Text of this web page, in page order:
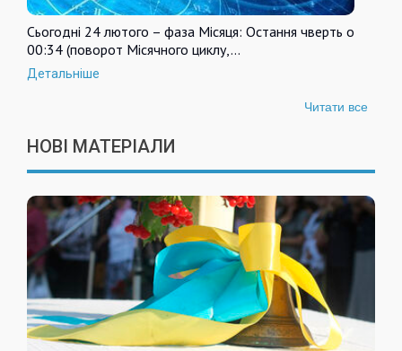
Сьогодні 24 лютого – фаза Місяця: Остання чверть о
00:34 (поворот Місячного циклу,…
Детальніше
Читати все
НОВІ МАТЕРІАЛИ